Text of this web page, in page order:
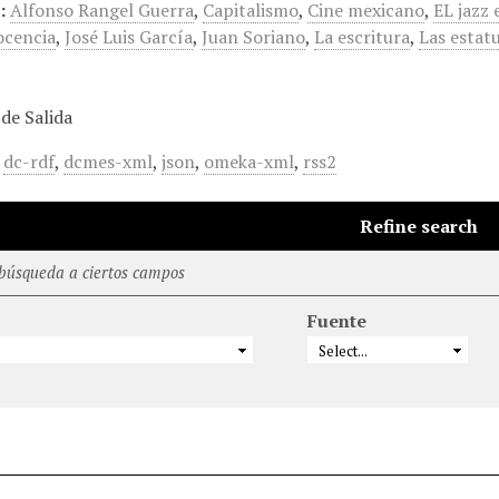
Alfonso Rangel Guerra, Capitalismo, Cine mexicano, EL jazz
, José Luis García, Juan Soriano, La escritura, Las
Salida
dc-rdf, dcmes-xml,json, omeka-xml, rss2
Refine search
a ciertos campos
Fuente